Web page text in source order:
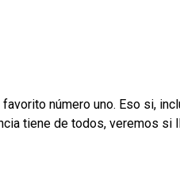
número uno. Eso si,
tiene de todos, veremos si